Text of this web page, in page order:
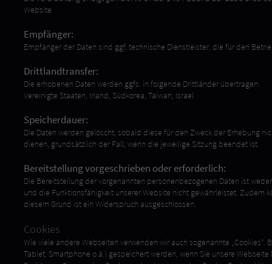
Website.
Empfänger:
Empfänger der Daten sind ggf. technische Dienstleister, die für den
Drittlandtransfer:
Die erhobenen Daten werden ggfs. in folgende Drittländer übertragen:
Vereinigte Staaten, Irland, Südkorea, Taiwan, Israel
Speicherdauer:
Die Daten werden gelöscht, sobald diese für den Zweck der Erhebung
dienen, grundsätzlich der Fall, wenn die jeweilige Sitzung beendet ist.
Bereitstellung vorgeschrieben oder erforderlich:
Die Bereitstellung der vorgenannten personenbezogenen Daten ist
und die Funktionsfähigkeit unserer Website nicht gewährleistet. Zudem
diesem Grund ist ein Widerspruch ausgeschlossen.
Cookies
Wie viele andere Webseiten verwenden wir auch sogenannte
Tablet, Smartphone o.ä.) gespeichert werden, wenn Sie unsere Webseite